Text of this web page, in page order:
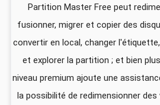
Partition Master Free peut
fusionner, migrer et copier des
convertir en local, changer
et explorer la partition ; et bien
niveau premium ajoute une
la possibilité de redimensionner des